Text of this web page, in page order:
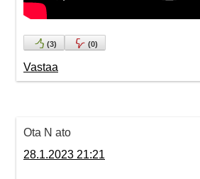
(3) (0)
Vastaa
Ota N ato
28.1.2023 21:21